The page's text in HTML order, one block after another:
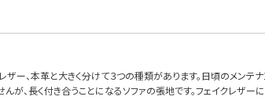
ザー、本革と大きく分けて３つの種類があります。日頃のメンテ
が、長く付き合うことになるソファの張地です。フェイクレザー